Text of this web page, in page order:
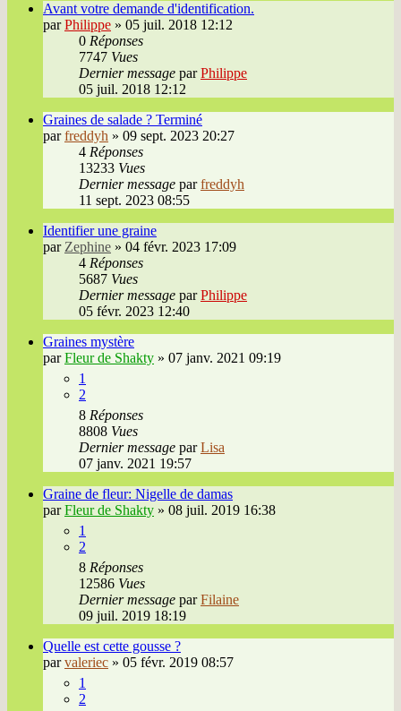
Avant votre demande d'identification.
parPhilippe » 05 juil. 2018 12:12
0 Réponses
7747 Vues
Dernier message parPhilippe
05 juil. 2018 12:12
Graines de salade ? Terminé
parfreddyh » 09 sept. 2023 20:27
4 Réponses
13233 Vues
Dernier message parfreddyh
11 sept. 2023 08:55
Identifier une graine
par Zephine » 04 févr. 2023 17:09
4 Réponses
5687 Vues
Dernier message parPhilippe
05 févr. 2023 12:40
Graines mystère
parFleur de Shakty » 07 janv. 2021 09:19
1
2
8 Réponses
8808 Vues
Dernier message parLisa
07 janv. 2021 19:57
Graine de fleur: Nigelle de damas
parFleur de Shakty » 08 juil. 2019 16:38
1
2
8 Réponses
12586 Vues
Dernier message parFilaine
09 juil. 2019 18:19
Quelle est cette gousse ?
parvaleriec » 05 févr. 2019 08:57
1
2